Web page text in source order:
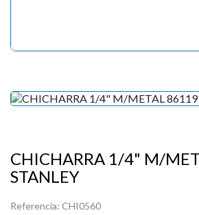
CHICHARRA 1/4" M/
STANLEY
Referencia: CHI0560